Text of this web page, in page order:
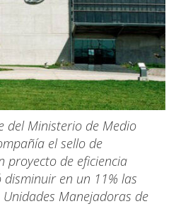
del Ministerio de Medio
el sello de
proyecto de eficiencia
en un 11% las
Unidades Manejadoras de